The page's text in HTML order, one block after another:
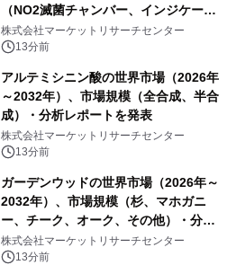
（NO2滅菌チャンバー、インジケータ
ーおよびモニタリングシステム、その
他）・分析レポートを発表
株式会社マーケットリサーチセンター
13分前
アルテミシニン酸の世界市場（2026年
～2032年）、市場規模（全合成、半合
成）・分析レポートを発表
株式会社マーケットリサーチセンター
13分前
ガーデンウッドの世界市場（2026年～
2032年）、市場規模（杉、マホガニ
ー、チーク、オーク、その他）・分析
レポートを発表
株式会社マーケットリサーチセンター
13分前